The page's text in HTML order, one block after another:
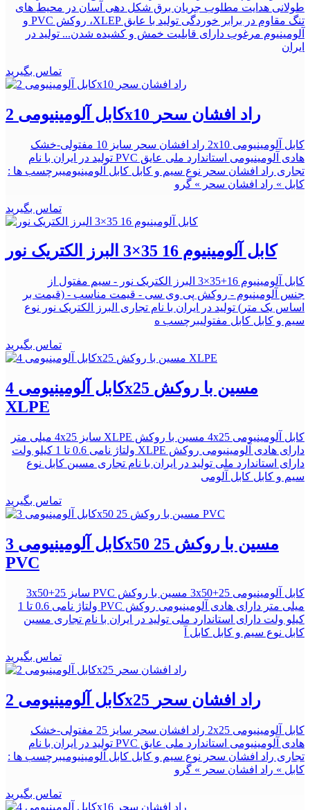
طولانی هدایت مطلوب جریان برق شکل دهی آسان در محیط های
تنگ ﻣﻘﺎﻭم در برابر ﺧﻮﺭﺩگی تولید با عایق XLEP، روکش PVC و
آلومینیوم مرغوب دارای قابلیت خمش و کشیده شدن... تولید در
ایران
تماس بگیرید
کابل آلومینیومی 2x10 راد افشان سحر
کابل آلومینیومی 2x10 راد افشان سحر سایز 10 مفتولی-خشک
هادی آلومینیومی استاندارد ملی عایق PVC تولید در ایران با نام
تجاری راد افشان سحر نوع سیم و کابل کابل آلومینیومیبرچسب ها :
کابل » راد افشان سحر » گرو
تماس بگیرید
کابل آلومینیوم 16 35×3 البرز الکتریک نور
کابل آلومینیوم 16+35×3 البرز الکتریک نور - سیم مفتول از
جنس آلومینیوم - روکش پی وی سی - قیمت مناسب - (قیمت بر
اساس یک متر) تولید در ایران با نام تجاری البرز الکتریک نور نوع
سیم و کابل کابل مفتولیبرچسب ه
تماس بگیرید
کابل آلومینیومی 4x25 مسین با روکش
XLPE
کابل آلومینیومی 4x25 مسین با روکش XLPE سایز 4x25 میلی متر
دارای هادی آلومینیومی روکش XLPE ولتاژ نامی 0.6 تا 1 کیلو ولت
دارای استاندارد ملی تولید در ایران با نام تجاری مسین کابل نوع
سیم و کابل کابل آلومی
تماس بگیرید
کابل آلومینیومی 3x50 25 مسین با روکش
PVC
کابل آلومینیومی 3x50+25 مسین با روکش PVC سایز 3x50+25
میلی متر دارای هادی آلومینیومی روکش PVC ولتاژ نامی 0.6 تا 1
کیلو ولت دارای استاندارد ملی تولید در ایران با نام تجاری مسین
کابل نوع سیم و کابل کابل آ
تماس بگیرید
کابل آلومینیومی 2x25 راد افشان سحر
کابل آلومینیومی 2x25 راد افشان سحر سایز 25 مفتولی-خشک
هادی آلومینیومی استاندارد ملی عایق PVC تولید در ایران با نام
تجاری راد افشان سحر نوع سیم و کابل کابل آلومینیومیبرچسب ها :
کابل » راد افشان سحر » گرو
تماس بگیرید